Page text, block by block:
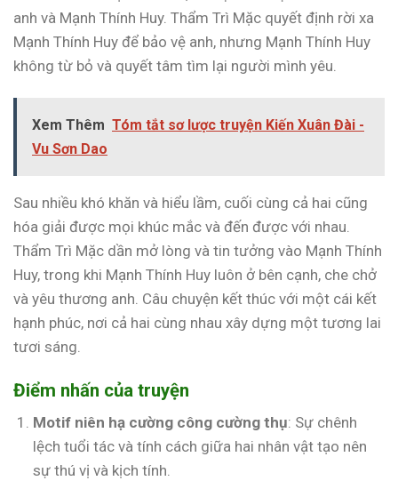
anh và Mạnh Thính Huy. Thẩm Trì Mặc quyết định rời xa
Mạnh Thính Huy để bảo vệ anh, nhưng Mạnh Thính Huy
không từ bỏ và quyết tâm tìm lại người mình yêu.
Xem Thêm Tóm tắt sơ lược truyện Kiến Xuân Đài -
Vu Sơn Dao
Sau nhiều khó khăn và hiểu lầm, cuối cùng cả hai cũng
hóa giải được mọi khúc mắc và đến được với nhau.
Thẩm Trì Mặc dần mở lòng và tin tưởng vào Mạnh Thính
Huy, trong khi Mạnh Thính Huy luôn ở bên cạnh, che chở
và yêu thương anh. Câu chuyện kết thúc với một cái kết
hạnh phúc, nơi cả hai cùng nhau xây dựng một tương lai
tươi sáng.
Điểm nhấn của truyện
Motif niên hạ cường công cường thụ: Sự chênh
lệch tuổi tác và tính cách giữa hai nhân vật tạo nên
sự thú vị và kịch tính.